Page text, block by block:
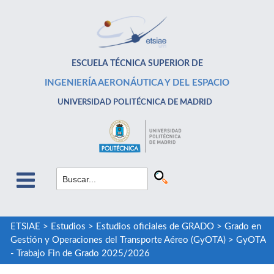
ESCUELA TÉCNICA SUPERIOR DE
INGENIERÍA AERONÁUTICA Y DEL ESPACIO
UNIVERSIDAD POLITÉCNICA DE MADRID
ETSIAE > Estudios > Estudios oficiales de GRADO> Grado en
Gestión y Operaciones del Transporte Aéreo (GyOTA)> GyOTA
- Trabajo Fin de Grado 2025/2026